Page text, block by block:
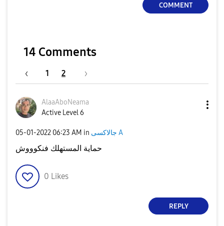
COMMENT
14 Comments
1 2
AlaaAboNeama
Active Level 6
‎05-01-2022 06:23 AM in جالاكسى A
حماية المستهلك فنكوووش
0 Likes
REPLY